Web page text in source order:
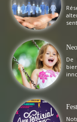
De